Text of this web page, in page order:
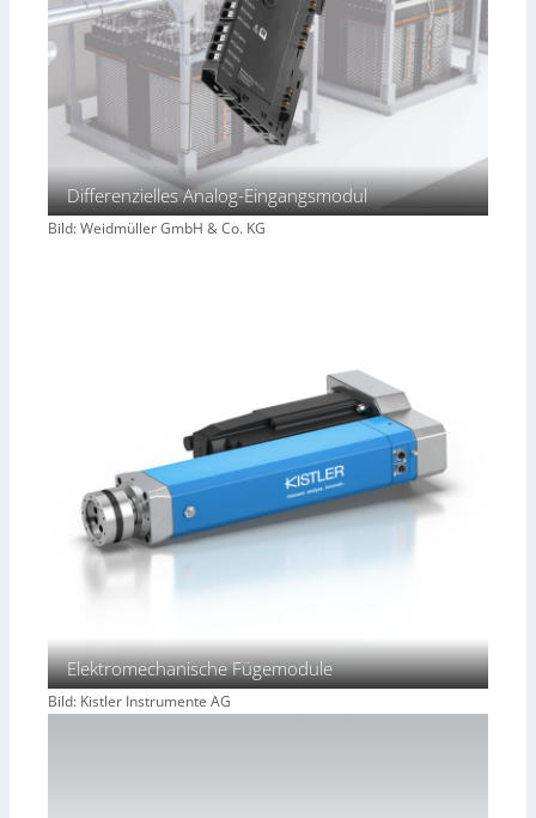
Differenzielles Analog-Eingangsmodul
Bild: Weidmüller GmbH & Co. KG
Elektromechanische Fügemodule
Bild: Kistler Instrumente AG